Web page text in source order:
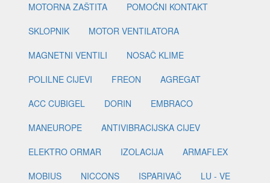
MOTORNA ZAŠTITA
POMOĆNI KONTAKT
SKLOPNIK
MOTOR VENTILATORA
MAGNETNI VENTILI
NOSAČ KLIME
POLILNE CIJEVI
FREON
AGREGAT
ACC CUBIGEL
DORIN
EMBRACO
MANEUROPE
ANTIVIBRACIJSKA CIJEV
ELEKTRO ORMAR
IZOLACIJA
ARMAFLEX
MOBIUS
NICCONS ISPARIVAČ
LU - VE